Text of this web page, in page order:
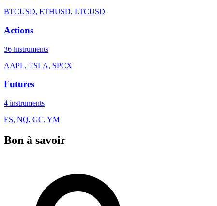
BTCUSD, ETHUSD, LTCUSD
Actions
36 instruments
AAPL, TSLA, SPCX
Futures
4 instruments
ES, NQ, GC, YM
Bon à savoir